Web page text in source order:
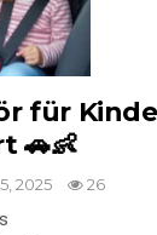
für
🚗👶
2025 26